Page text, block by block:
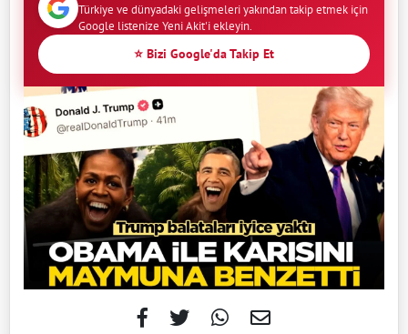
Türkiye ve dünyadaki gelişmeleri yakından takip etmek için
Google listenize Yeni Akit'i ekleyin.
⭐ Bizi Google'da Takip Et